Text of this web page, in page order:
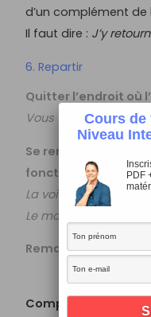
d’un complément de
Il faut dire : J’y
6. Repartir
Quitter l’endroit où
Vous venez d’arriver
Se remettre à
fonctionner, à se
La voiture est
Le moteur du camion
Remarque.Partir =
Complète les
Cours de
Niveau
PDF